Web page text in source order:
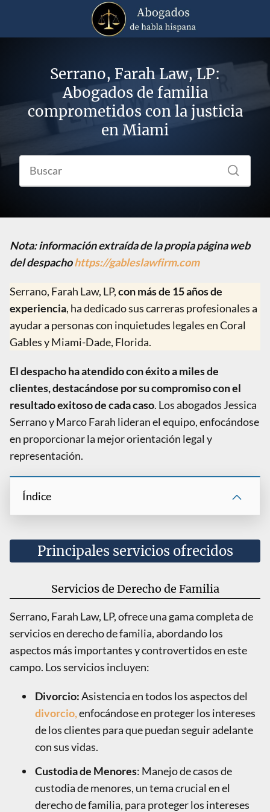
Serrano, Farah Law, LP:
Abogados de familia
comprometidos con la justicia
en Miami
Nota: información extraída de la propia página web
del despachohttps://gableslawfirm.com
Serrano, Farah Law, LP,con más de 15 años de
experiencia, ha dedicado sus carreras profesionales a
ayudar a personas con inquietudes legales en Coral
Gables y Miami-Dade, Florida.
El despacho ha atendido con éxito a miles de
clientes, destacándose por su compromiso con el
resultado exitoso de cada caso. Los abogados Jessica
Serrano y Marco Farah lideran el equipo, enfocándose
en proporcionar la mejor orientación legal y
representación.
Índice
Principales servicios ofrecidos
Servicios de Derecho de Familia
Serrano, Farah Law, LP, ofrece una gama completa de
servicios en derecho de familia, abordando los
aspectos más importantes y controvertidos en este
campo. Los servicios incluyen:
Divorcio:Asistencia en todos los aspectos del
divorcio,enfocándose en proteger los intereses
de los clientes para que puedan seguir adelante
con sus vidas.
Custodia de Menores: Manejo de casos de
custodia de menores, un tema crucial en el
derecho de familia, para proteger los intereses